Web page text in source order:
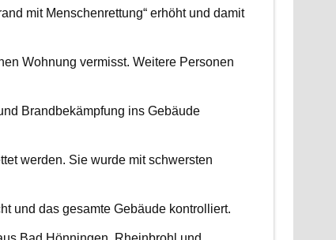
mit Menschenrettung“ erhöht und damit
Wohnung vermisst. Weitere Personen
Brandbekämpfung ins Gebäude
werden. Sie wurde mit schwersten
und das gesamte Gebäude kontrolliert.